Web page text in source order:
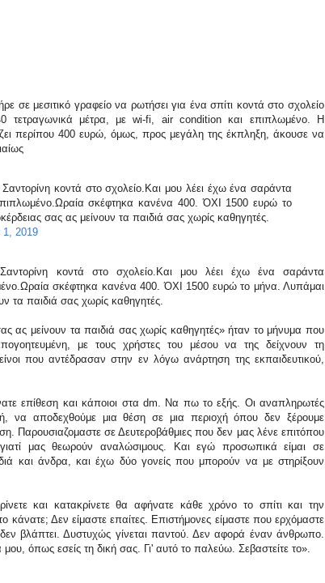
σε μεσιτικό γραφείο να ρωτήσει για ένα σπίτι κοντά στο σχολείο
τετραγωνικά μέτρα, με wi-fi, air condition και επιπλωμένο. Η
περίπου 400 ευρώ, όμως, προς μεγάλη της έκπληξη, άκουσε να
κοντά στο σχολείο.Και μου λέει έχω ένα σαράντα
σκέφτηκα κανένα 400. ΌΧΙ 1500 ευρώ το
σας ας μείνουν τα παιδιά σας χωρίς καθηγητές.
1, 2019
κοντά στο σχολείο.Και μου λέει έχω ένα σαράντα
σκέφτηκα κανένα 400. ΌΧΙ 1500 ευρώ το μήνα. Λυπάμαι
τα παιδιά σας χωρίς καθηγητές.
ας μείνουν τα παιδιά σας χωρίς καθηγητές» ήταν το μήνυμα που
με τους χρήστες του μέσου να της δείχνουν τη
που αντέδρασαν στην εν λόγω ανάρτηση της εκπαιδευτικού,
επίθεση και κάποιοι στα dm. Να πω το εξής. Οι αναπληρωτές
να αποδεχθούμε μια θέση σε μια περιοχή όπου δεν ξέρουμε
Παρουσιαζομαστε σε Δευτεροβάθμιες που δεν μας λένε επιτόπου
μας θεωρούν αναλώσιμους. Και εγώ προσωπικά είμαι σε
και άνδρα, και έχω δύο γονείς που μπορούν να με στηρίξουν
και κατακρίνετε θα αφήνατε κάθε χρόνο το σπίτι και την
Δεν είμαστε επαίτες. Επιστήμονες είμαστε που ερχόμαστε
βλάπτει. Δυστυχώς γίνεται παντού. Δεν αφορά έναν άνθρωπο.
όπως εσείς τη δική σας. Γι' αυτό το παλεύω. Σεβαστείτε το».